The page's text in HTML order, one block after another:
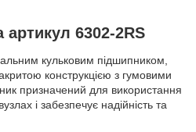
6302-2RS
кульковим підшипником,
конструкцією з гумовими
призначений для використання
і забезпечує надійність та